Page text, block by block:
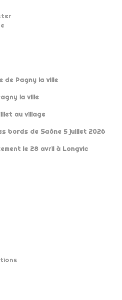
de Pagny la ville
la ville
au village
bords de Saône 5 juillet 2026
le 28 avril à Longvic